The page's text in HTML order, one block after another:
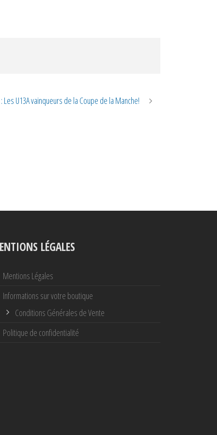
: Les U13A vainqueurs de la Coupe de la Manche!
LÉGALES
Mentions Légales
Informations sur votre boutique
Conditions Générales de Vente
Politique de confidentialité